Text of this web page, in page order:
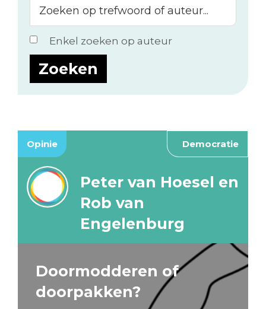
op
trefwoord
of
auteur...
Enkel zoeken op auteur
Opinie Democratie
Peter van Hoesel en
Rob van
Engelenburg
Doormodderen of
doorpakken?